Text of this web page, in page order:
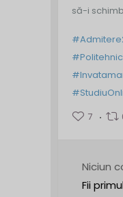
să-i
7
Niciun
Fii